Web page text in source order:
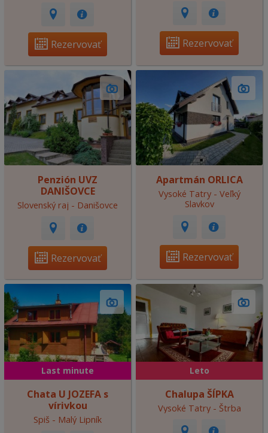
Rezervovať Rezervovať
Penzión UVZ
DANIŠOVCE
Slovenský raj - Danišovce
Rezervovať
Apartmán ORLICA
Vysoké Tatry - Veľký
Slavkov
Rezervovať
Last minute
Chata U JOZEFA s
vírivkou
Spiš - Malý Lipník
Leto
Chalupa ŠÍPKA
Vysoké Tatry - Štrba